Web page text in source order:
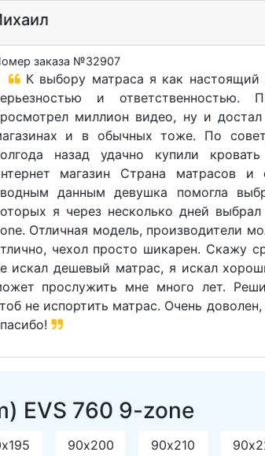
заказа №32907
К выбору матраса я как настоящий
и ответственностью.
миллион видео, ну и
и в обычных тоже. По
назад удачно купили
магазин Страна матрасов
данным девушка помогла
я через несколько дней
Отличная модель, производители
чехол просто шикарен. Скажу
искал дешевый матрас, я искал
прослужить мне много лет.
не испортить матрас. Очень
EVS 760 9-zone
90х200 90х210